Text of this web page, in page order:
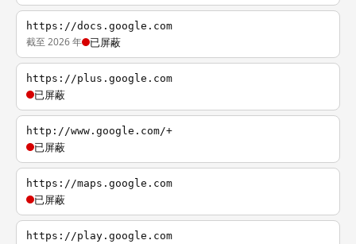
https://docs.google.com
截至 2026 年 已屏蔽
https://plus.google.com
已屏蔽
http://www.google.com/+
已屏蔽
https://maps.google.com
已屏蔽
https://play.google.com